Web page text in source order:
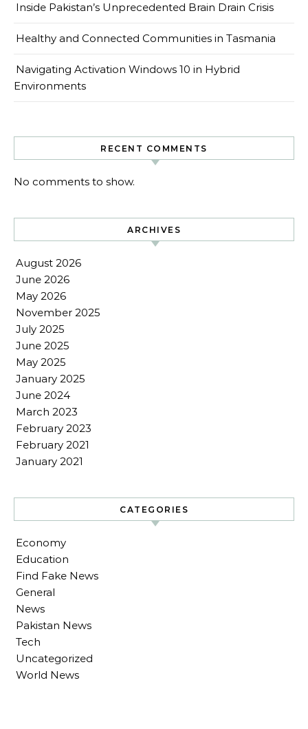
Inside Pakistan’s Unprecedented Brain Drain Crisis
Healthy and Connected Communities in Tasmania
Navigating Activation Windows 10 in Hybrid
Environments
RECENT COMMENTS
No comments to show.
ARCHIVES
August 2026
June 2026
May 2026
November 2025
July 2025
June 2025
May 2025
January 2025
June 2024
March 2023
February 2023
February 2021
January 2021
CATEGORIES
Economy
Education
Find Fake News
General
News
Pakistan News
Tech
Uncategorized
World News